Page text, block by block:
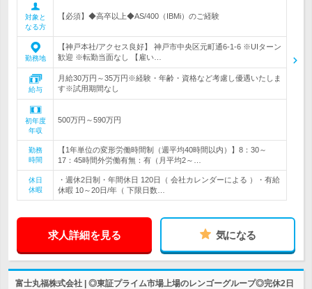
対象と
なる方
【必須】◆高卒以上◆AS/400（IBMi）のご経験
勤務地
【神戸本社/アクセス良好】 神戸市中央区元町通6-1-6 ※UIターン
歓迎 ※転勤当面なし 【雇い…
給与
月給30万円～35万円※経験・年齢・資格など考慮し優遇いたしま
す※試用期間なし
初年度
年収
500万円～590万円
勤務
時間
【1年単位の変形労働時間制（週平均40時間以内）】8：30～
17：45時間外労働有無：有（月平均2～…
休日
休暇
・週休2日制・年間休日 120日（ 会社カレンダーによる ）・有給
休暇 10～20日/年（ 下限日数…
求人詳細を見る 気になる
富士丸福株式会社 | ◎東証プライム市場上場のレンゴーグループ◎完休2日